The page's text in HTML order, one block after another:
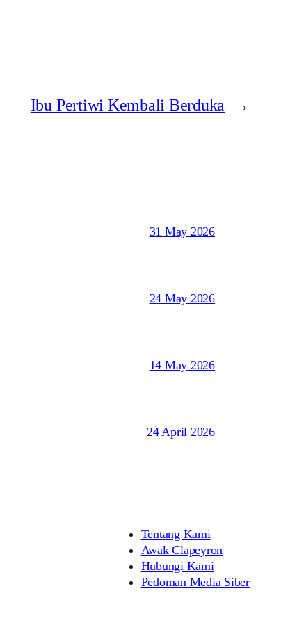
Ibu Pertiwi Kembali Berduka →
31 May 2026
24 May 2026
14 May 2026
24 April 2026
Tentang Kami
Awak Clapeyron
Hubungi Kami
Pedoman Media Siber